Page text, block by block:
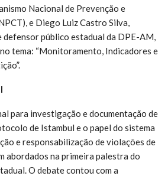
Nacional de Prevenção e
e Diego Luiz Castro Silva,
defensor público estadual da DPE-AM,
tema: “Monitoramento, Indicadores e
para investigação e documentação de
de Istambul e o papel do sistema
e responsabilização de violações de
abordados na primeira palestra do
O debate contou com a